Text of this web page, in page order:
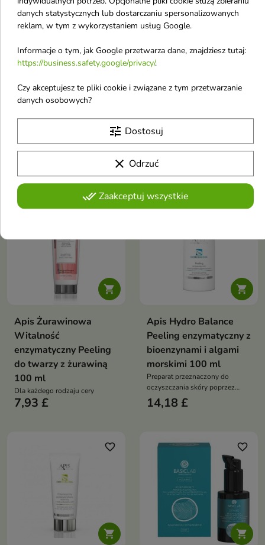

Sebio+. Peeling do
twarzy 3 kwasy 50 ml
Peeling do twarzy 3 kwasy

Delikatny Peeling
twarzy 75 ml
Peeling oczyszczający bez
podrażnień to doskonały wybór
także wrażliwej, delikatnej i
skłonnej do podrażnień
11,90 £

favorite_border
Apis Żurawinowa
Witalność
enzymatyczny Peeling
do twarzy z żurawiną
100 ml
Dla każdego rodzaju cery
7,93 £

Apis Hydro Balance
Peeling enzymatyczny z
bioenzynami i algami
morskimi 100 ml
Preparat przeznaczony do
oczyszczania skóry poprzez
enzymatyczne złuszczanie
martwych komórek dzięki
14,18 £

favorite_border

favorite_border
danych statystycznych lub dostarczaniu spersonalizowanych
reklam, w tym z wykorzystaniem usług Google.
Informacje o tym, jak Google przetwarza dane, znajdziesz tutaj:
https://business.safety.google/privacy/.
Czy akceptujesz te pliki cookie i związane z tym przetwarzanie
danych osobowych?
tune Dostosuj
clear Odrzuć
done_allZaakceptuj wszystkie